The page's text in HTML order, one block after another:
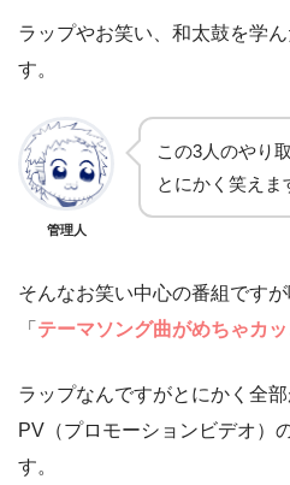
ラップやお笑い、和太鼓を学
す。
管理人
この3人のやり
とにかく笑えま
そんなお笑い中心の番組です
「 テーマソング曲がめちゃカ
ラップなんですがとにかく全
PV（プロモーションビデオ）
す。